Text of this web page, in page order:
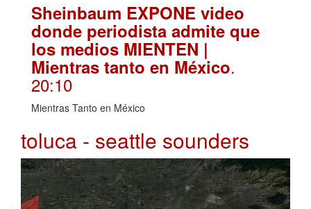
Sheinbaum EXPONE video
donde periodista admite que
los medios MIENTEN |
Mientras tanto en México.
20:10
Mientras Tanto en México
toluca - seattle sounders